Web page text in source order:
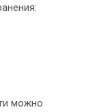
можно